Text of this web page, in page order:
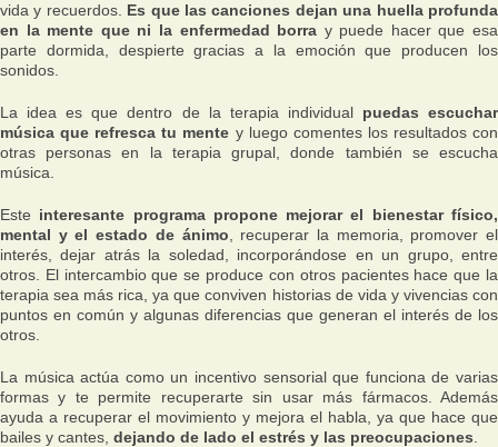
vida y recuerdos. Es que las canciones dejan una huella profunda
en la mente que ni la enfermedad borra y puede hacer que esa
parte dormida, despierte gracias a la emoción que producen los
sonidos.
La idea es que dentro de la terapia individual puedas escuchar
música que refresca tu mente y luego comentes los resultados con
otras personas en la terapia grupal, donde también se escucha
música.
Este interesante programa propone mejorar el bienestar físico,
mental y el estado de ánimo , recuperar la memoria, promover el
interés, dejar atrás la soledad, incorporándose en un grupo, entre
otros. El intercambio que se produce con otros pacientes hace que la
terapia sea más rica, ya que conviven historias de vida y vivencias con
puntos en común y algunas diferencias que generan el interés de los
otros.
La música actúa como un incentivo sensorial que funciona de varias
formas y te permite recuperarte sin usar más fármacos. Además
ayuda a recuperar el movimiento y mejora el habla, ya que hace que
bailes y cantes, dejando de lado el estrés y las preocupaciones